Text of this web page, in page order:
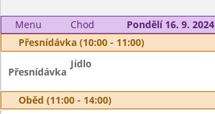
Menu Chod
Pondělí 16. 9. 2024
Přesnídávka (10:00 - 11:00)
Přesnídávka
Jídlo
Oběd (11:00 - 14:00)